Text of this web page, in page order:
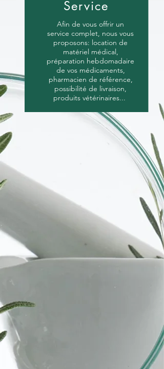
Service
Afin de vous offrir un
service complet, nous vous
proposons: location de
matériel médical,
préparation hebdomadaire
de vos médicaments,
pharmacien de référence,
possibilité de livraison,
produits vétérinaires...